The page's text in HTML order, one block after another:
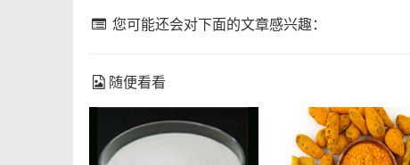
您可能还会对下面的文章感兴趣：
随便看看